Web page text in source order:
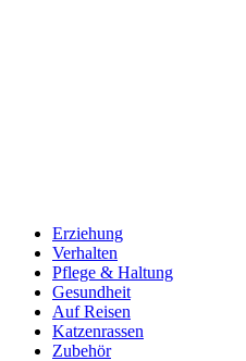
Erziehung
Verhalten
Pflege & Haltung
Gesundheit
Auf Reisen
Katzenrassen
Zubehör